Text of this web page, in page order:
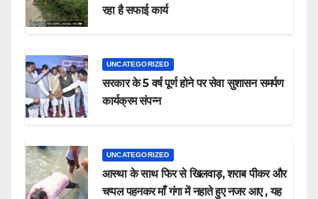
रहा है सफाई कार्य
UNCATEGORIZED
सरकार के 5 वर्ष पूर्ण होने पर सेवा सुशासन समर्पण
कार्यक्रम संपन्न
UNCATEGORIZED
आस्था के साथ फिर से खिलवाड़, शराब पीकर और
चप्पल पहनकर माँ गंगा में नहाते हुए नजर आए , यह